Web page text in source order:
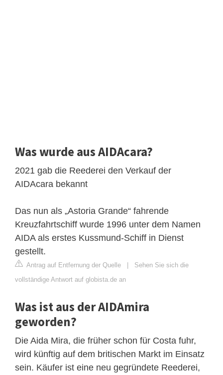
Was wurde aus AIDAcara?
2021 gab die Reederei den Verkauf der
AIDAcara bekannt
Das nun als „Astoria Grande“ fahrende
Kreuzfahrtschiff wurde 1996 unter dem Namen
AIDA als erstes Kussmund-Schiff in Dienst
gestellt.
Antrag auf Entfernung der Quelle
Sehen Sie sich die
vollständige Antwort auf globista.de an
Was ist aus der AIDAmira
geworden?
Die Aida Mira, die früher schon für Costa fuhr,
wird künftig auf dem britischen Markt im Einsatz
sein. Käufer ist eine neu gegründete Reederei,